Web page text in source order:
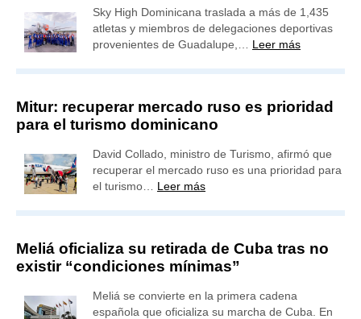
Sky High Dominicana traslada a más de 1,435
atletas y miembros de delegaciones deportivas
provenientes de Guadalupe,… Leer más
Mitur: recuperar mercado ruso es prioridad
para el turismo dominicano
David Collado, ministro de Turismo, afirmó que
recuperar el mercado ruso es una prioridad para
el turismo… Leer más
Meliá oficializa su retirada de Cuba tras no
existir “condiciones mínimas”
Meliá se convierte en la primera cadena
española que oficializa su marcha de Cuba. En